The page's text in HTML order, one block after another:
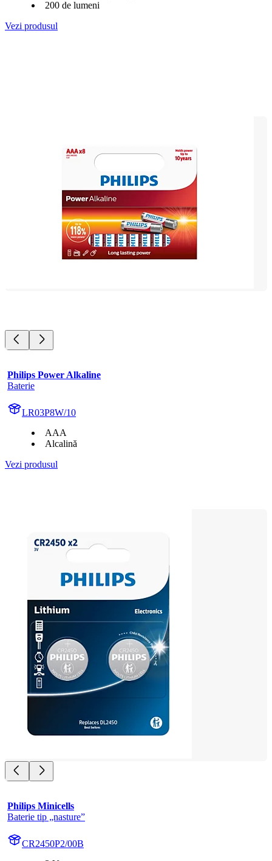
200 de lumeni
Vezi produsul
Philips Power Alkaline
Baterie
LR03P8W/10
AAA
Alcalină
Vezi produsul
Philips Minicells
Baterie tip „nasture”
CR2450P2/00B